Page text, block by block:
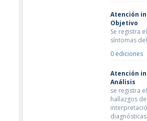
Atención
Objetivo
Se registra
síntomas
0 ediciones
Atención
Análisis
se registra
hallazgos
diagnósticas